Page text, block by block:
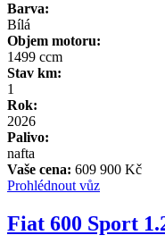
Barva:
Bílá
Objem motoru:
1499 ccm
Stav km:
1
Rok:
2026
Palivo:
nafta
Vaše cena: 609 900 Kč
Prohlédnout vůz
Fiat 600 Sport